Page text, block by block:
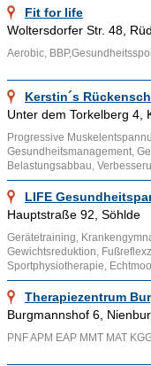
Rückenschulen sind
Ähnliche
Wirbelsäulengymnastik
Rückenschmerzen,
Krankenkassen
aufgesucht werden.
Fit for life
Woltersdorfer Str. 48,
Aerobic,
Kerstin´s
Unter dem Torkelberg 4,
Progressive
Gesundheitsmanagement,
Belastungsabbau,
LIFE
Hauptstraße 92, Söhlde
Gerätetraining,
Gewichtsreduktion,
Sportphysiotherapie,
Therapiezentrum
Burgmannshof 6,
PNF APM EAP MMT MAT